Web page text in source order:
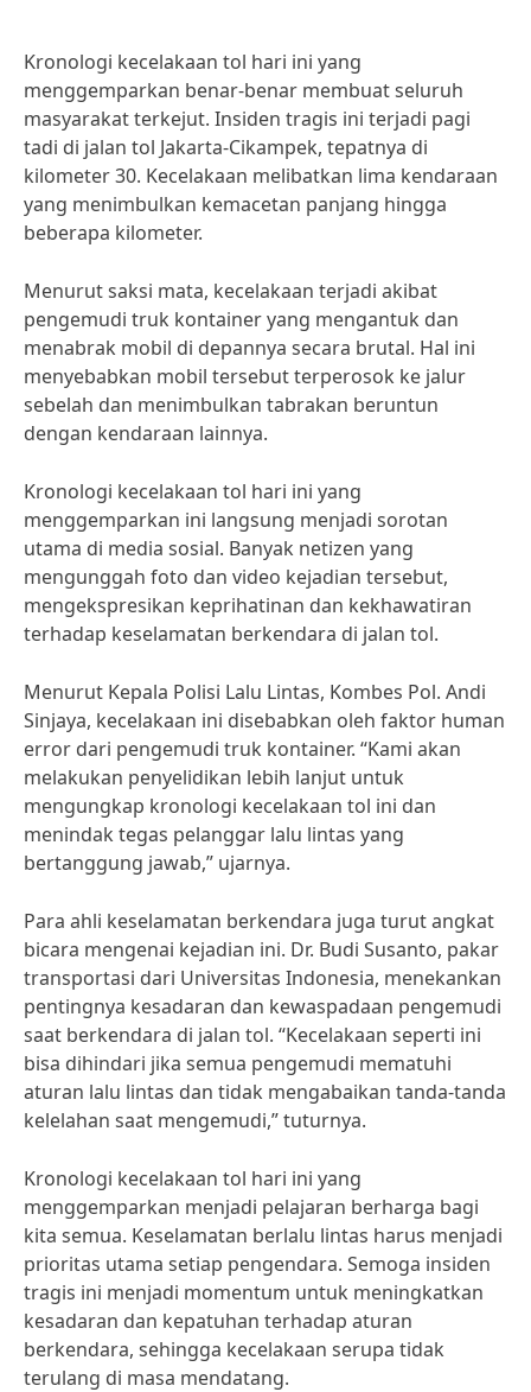
Kronologi kecelakaan tol hari ini yang
menggemparkan benar-benar membuat seluruh
masyarakat terkejut. Insiden tragis ini terjadi pagi
tadi di jalan tol Jakarta-Cikampek, tepatnya di
kilometer 30. Kecelakaan melibatkan lima kendaraan
yang menimbulkan kemacetan panjang hingga
beberapa kilometer.
Menurut saksi mata, kecelakaan terjadi akibat
pengemudi truk kontainer yang mengantuk dan
menabrak mobil di depannya secara brutal. Hal ini
menyebabkan mobil tersebut terperosok ke jalur
sebelah dan menimbulkan tabrakan beruntun
dengan kendaraan lainnya.
Kronologi kecelakaan tol hari ini yang
menggemparkan ini langsung menjadi sorotan
utama di media sosial. Banyak netizen yang
mengunggah foto dan video kejadian tersebut,
mengekspresikan keprihatinan dan kekhawatiran
terhadap keselamatan berkendara di jalan tol.
Menurut Kepala Polisi Lalu Lintas, Kombes Pol. Andi
Sinjaya, kecelakaan ini disebabkan oleh faktor human
error dari pengemudi truk kontainer. “Kami akan
melakukan penyelidikan lebih lanjut untuk
mengungkap kronologi kecelakaan tol ini dan
menindak tegas pelanggar lalu lintas yang
bertanggung jawab,” ujarnya.
Para ahli keselamatan berkendara juga turut angkat
bicara mengenai kejadian ini. Dr. Budi Susanto, pakar
transportasi dari Universitas Indonesia, menekankan
pentingnya kesadaran dan kewaspadaan pengemudi
saat berkendara di jalan tol. “Kecelakaan seperti ini
bisa dihindari jika semua pengemudi mematuhi
aturan lalu lintas dan tidak mengabaikan tanda-tanda
kelelahan saat mengemudi,” tuturnya.
Kronologi kecelakaan tol hari ini yang
menggemparkan menjadi pelajaran berharga bagi
kita semua. Keselamatan berlalu lintas harus menjadi
prioritas utama setiap pengendara. Semoga insiden
tragis ini menjadi momentum untuk meningkatkan
kesadaran dan kepatuhan terhadap aturan
berkendara, sehingga kecelakaan serupa tidak
terulang di masa mendatang.